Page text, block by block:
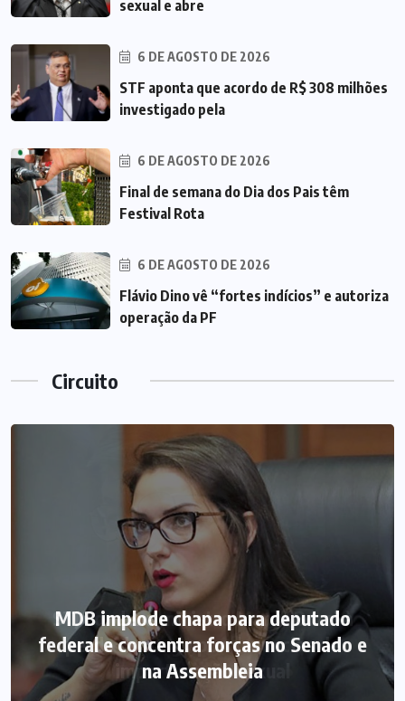
sexual e abre
6 DE AGOSTO DE 2026
STF aponta que acordo de R$ 308 milhões
investigado pela
6 DE AGOSTO DE 2026
Final de semana do Dia dos Pais têm
Festival Rota
6 DE AGOSTO DE 2026
Flávio Dino vê “fortes indícios” e autoriza
operação da PF
Circuito
MDB implode chapa para deputado
federal e concentra forças no Senado e
na Assembleia